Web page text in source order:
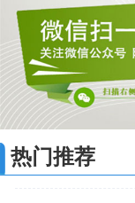
热门推荐